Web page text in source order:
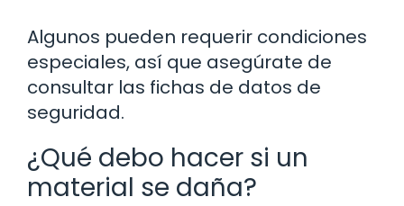
Algunos pueden requerir condiciones
especiales, así que asegúrate de
consultar las fichas de datos de
seguridad.
¿Qué debo hacer si un
material se daña?